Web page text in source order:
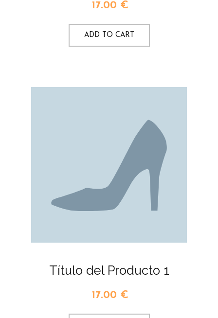
17.00 €
ADD TO CART
Título del Producto 1
17.00 €